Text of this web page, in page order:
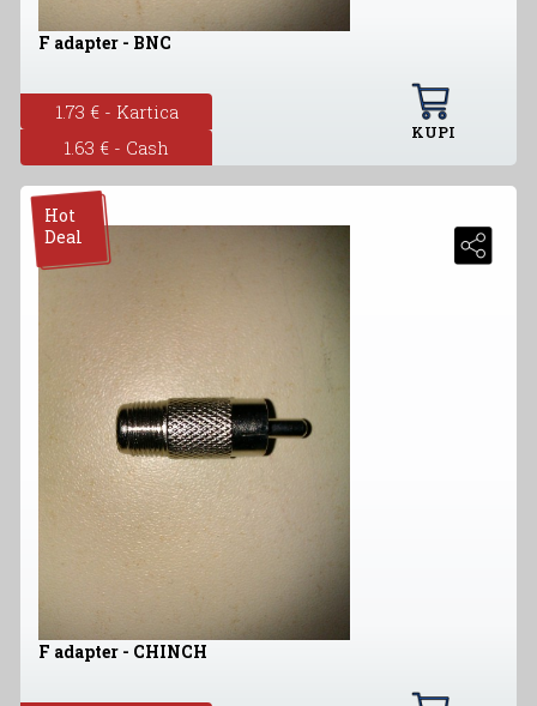
F adapter - BNC
1.73 € - Kartica
1.63 € - Cash
KUPI
Hot
Deal
F adapter - CHINCH